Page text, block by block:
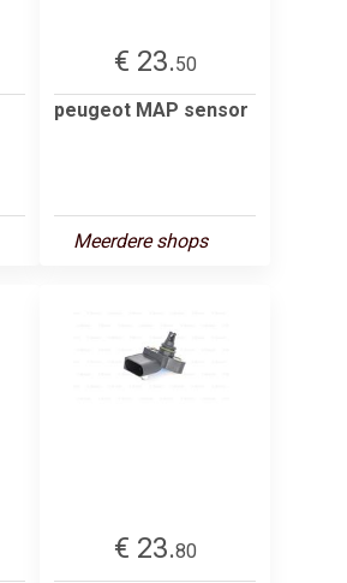
€ 23.50
peugeot MAP sensor
Meerdere shops
€ 23.80